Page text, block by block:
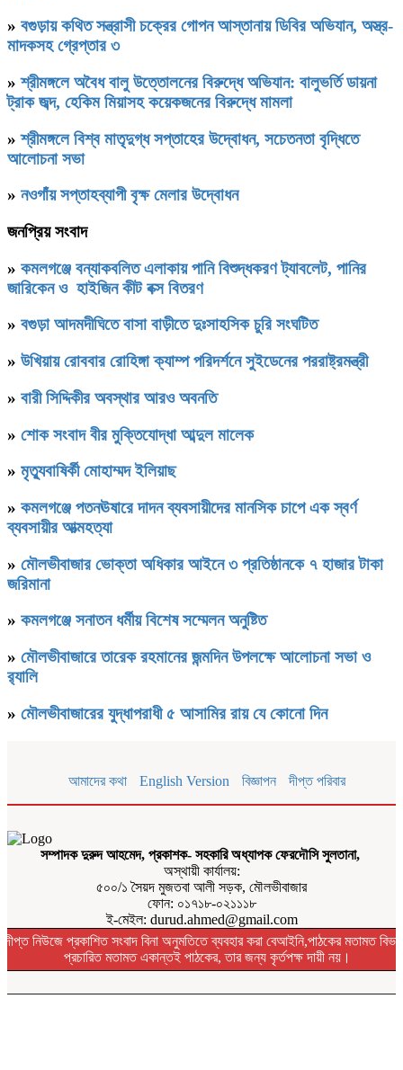
» বগুড়ায় কথিত সন্ত্রাসী চক্রের গোপন আস্তানায় ডিবির অভিযান, অস্ত্র-
মাদকসহ গ্রেপ্তার ৩
»শ্রীমঙ্গলে অবৈধ বালু উত্তোলনের বিরুদ্ধে অভিযান: বালুভর্তি ডায়না
ট্রাক জব্দ, হেকিম মিয়াসহ কয়েকজনের বিরুদ্ধে মামলা
»শ্রীমঙ্গলে বিশ্ব মাতৃদুগ্ধ সপ্তাহের উদ্বোধন, সচেতনতা বৃদ্ধিতে
আলোচনা সভা
» নওগাঁয় সপ্তাহব্যাপী বৃক্ষ মেলার উদ্বোধন
জনপ্রিয় সংবাদ
» কমলগঞ্জে বন্যাকবলিত এলাকায় পানি বিশুদ্ধকরণ ট্যাবলেট, পানির
জারিকেন ও হাইজিন কীট বক্স বিতরণ
» বগুড়া আদমদীঘিতে বাসা বাড়ীতে দুঃসাহসিক চুরি সংঘটিত
» উখিয়ায় রোববার রোহিঙ্গা ক্যাম্প পরিদর্শনে সুইডেনের পররাষ্ট্রমন্ত্রী
» বারী সিদ্দিকীর অবস্থার আরও অবনতি
» শোক সংবাদ বীর মুক্তিযোদ্ধা আব্দুল মালেক
» মৃত্যুবাষির্কী মোহাম্মদ ইলিয়াছ
» কমলগঞ্জে পতনঊষারে দাদন ব্যবসায়ীদের মানসিক চাপে এক স্বর্ণ
ব্যবসায়ীর আত্মহত্যা
» মৌলভীবাজার ভোক্তা অধিকার আইনে ৩ প্রতিষ্ঠানকে ৭ হাজার টাকা
জরিমানা
» কমলগঞ্জে সনাতন ধর্মীয় বিশেষ সম্মেলন অনুষ্টিত
» মৌলভীবাজারে তারেক রহমানের জন্মদিন উপলক্ষে আলোচনা সভা ও
র‌্যালি
» মৌলভীবাজারের যুদ্ধাপরাধী ৫ আসামির রায় যে কোনো দিন
আমাদের কথা English Version বিজ্ঞাপন দীপ্ত পরিবার
সম্পাদক দুরুদ আহমেদ, প্রকাশক- সহকারি অধ্যাপক ফেরদৌসি সুলতানা,
অস্থায়ী কার্যালয়:
৫০০/১ সৈয়দ মুজতবা আলী সড়ক, মৌলভীবাজার
ফোন: ০১৭১৮-০২১১১৮
ই-মেইল: durud.ahmed@gmail.com
দীপ্ত নিউজে প্রকাশিত সংবাদ বিনা অনুমতিতে ব্যবহার করা বেআইনি,পাঠকের মতামত
প্রচারিত মতামত একান্তই পাঠকের, তার জন্য কৃর্তপক্ষ দায়ী নয়।